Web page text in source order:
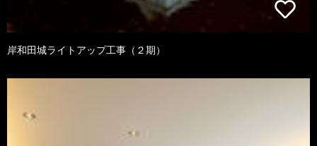
岸和田城ライトアップ工事（２期）